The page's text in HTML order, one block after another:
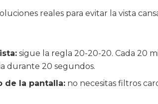
reales para evitar la vista
sigue la regla 20-20-20. Cada 20
durante 20 segundos.
de la pantalla: no necesitas filtros